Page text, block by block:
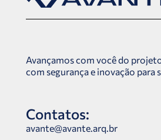
Avançamos com você do
com segurança e inovação para
Contatos:
avante@avante.arq.br